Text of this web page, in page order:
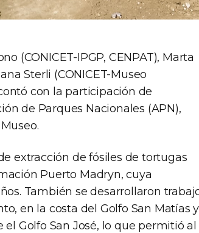
(CONICET-IPGP, CENPAT), Marta
Sterli (CONICET-Museo
con la participación de
de Parques Nacionales (APN),
extracción de fósiles de tortugas
Puerto Madryn, cuya
También se desarrollaron
en la costa del Golfo San Matías y
Golfo San José, lo que permitió al